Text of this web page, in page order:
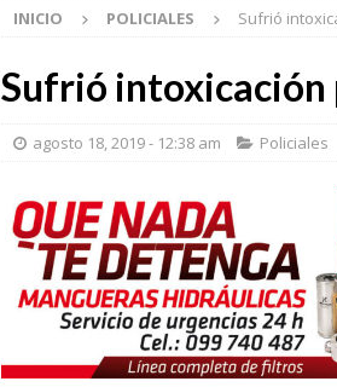
INICIO POLICIALES Sufrió
Sufrió intoxicación
agosto 18, 2019 - 12:38 am Policiales